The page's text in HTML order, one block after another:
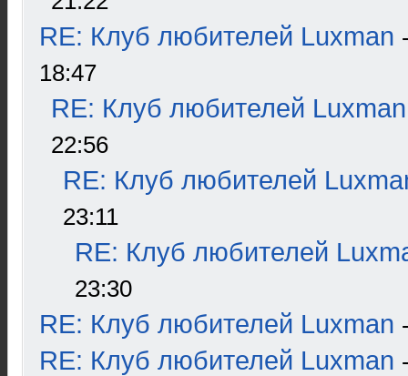
RE: Клуб любителей Luxman
18:47
RE: Клуб любителей Luxman
22:56
RE: Клуб любителей
23:11
RE: Клуб любителей
23:30
RE: Клуб любителей Luxman
RE: Клуб любителей Luxman